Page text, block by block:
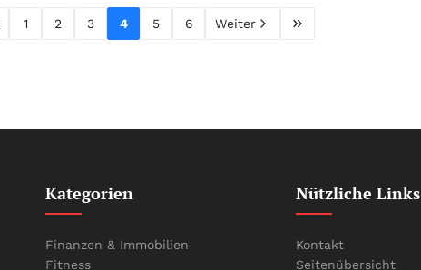
1 2 3 4 5 6 Weiter
Kategorien
Finanzen & Immobilien
Fitness
Nützliche Links
Kontakt
Seitenübersicht